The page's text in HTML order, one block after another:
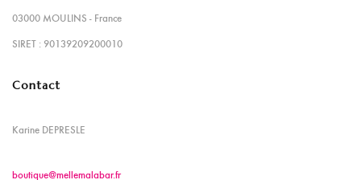
03000 MOULINS - France
SIRET : 90139209200010
Contact
Karine DEPRESLE
boutique@mellemalabar.fr